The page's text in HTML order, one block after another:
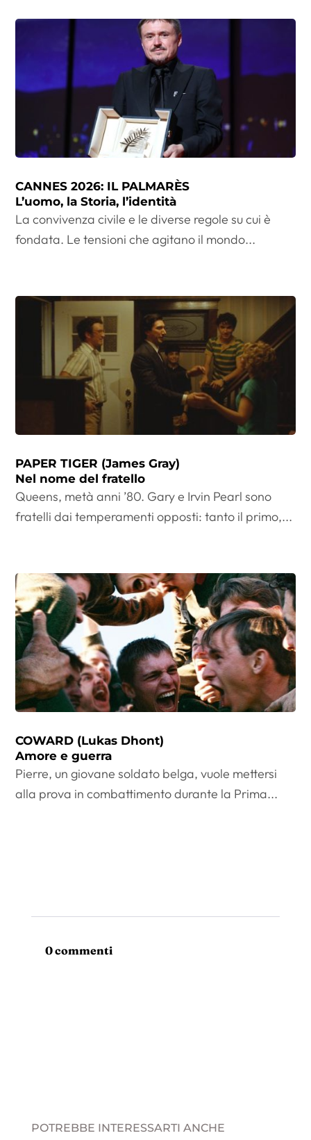
CANNES 2026: IL PALMARÈS
L’uomo, la Storia, l’identità
La convivenza civile e le diverse regole su cui è
fondata. Le tensioni che agitano il mondo...
PAPER TIGER (James Gray)
Nel nome del fratello
Queens, metà anni ’80. Gary e Irvin Pearl sono
fratelli dai temperamenti opposti: tanto il primo,...
COWARD (Lukas Dhont)
Amore e guerra
Pierre, un giovane soldato belga, vuole mettersi
alla prova in combattimento durante la Prima...
0 commenti
POTREBBE INTERESSARTI ANCHE